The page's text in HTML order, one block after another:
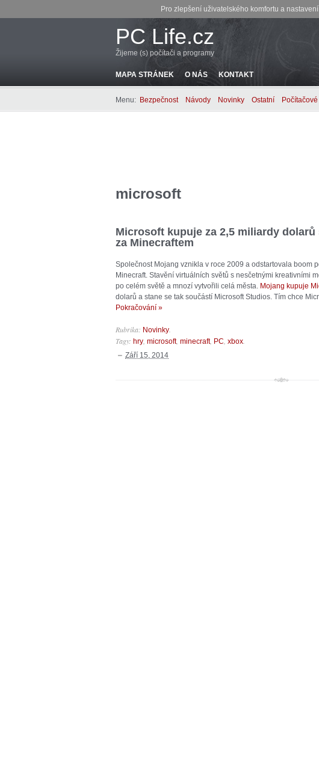
Pro zlepšení uživatelského komfortu a
PC Life.cz
Žijeme (s) počítači a programy
MAPA STRÁNEK O NÁS KONTAKT
Menu: Bezpečnost Návody Novinky Ostatní
microsoft
Microsoft kupuje za 2,5 miliardy
za Minecraftem
Společnost Mojang vznikla v roce 2009 a odstartovala boom
Minecraft. Stavění virtuálních světů s nesčetnými kreativními
po celém světě a mnozí vytvořili celá města. Mojang kupuje
dolarů a stane se tak součástí Microsoft Studios. Tím chce
Pokračování »
Rubrika: Novinky
Tagy: hry microsoft, minecraft, PC xbox
Září 15, 2014